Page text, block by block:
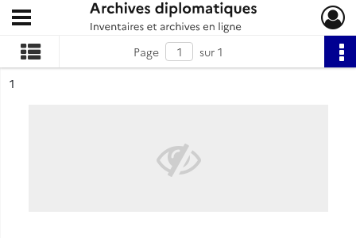
Archives diplomatiques
Ouvrir le menu déroulant
Page
sur 1
n°
1